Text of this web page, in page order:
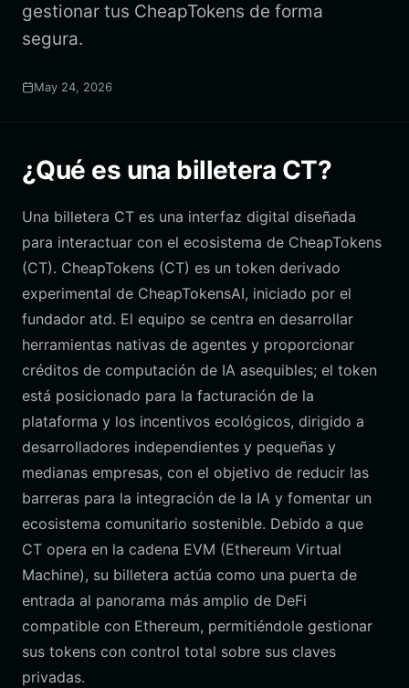
gestionar tus CheapTokens de forma
segura.
May 24, 2026
¿Qué es una billetera CT?
Una billetera CT es una interfaz digital diseñada
para interactuar con el ecosistema de CheapTokens
(CT). CheapTokens (CT) es un token derivado
experimental de CheapTokensAI, iniciado por el
fundador atd. El equipo se centra en desarrollar
herramientas nativas de agentes y proporcionar
créditos de computación de IA asequibles; el token
está posicionado para la facturación de la
plataforma y los incentivos ecológicos, dirigido a
desarrolladores independientes y pequeñas y
medianas empresas, con el objetivo de reducir las
barreras para la integración de la IA y fomentar un
ecosistema comunitario sostenible. Debido a que
CT opera en la cadena EVM (Ethereum Virtual
Machine), su billetera actúa como una puerta de
entrada al panorama más amplio de DeFi
compatible con Ethereum, permitiéndole gestionar
sus tokens con control total sobre sus claves
privadas.